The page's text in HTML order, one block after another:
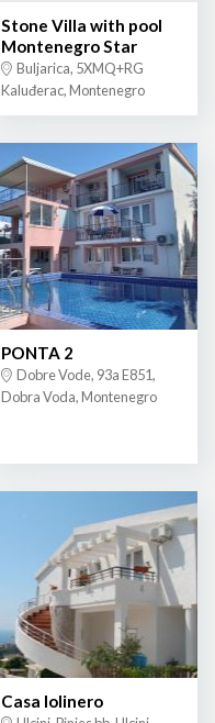
Stone Villa with pool
Montenegro Star
Buljarica, 5XMQ+RG
Kaluđerac, Montenegro
PONTA 2
Dobre Vode, 93a E851,
Dobra Voda, Montenegro
Casa lolinero